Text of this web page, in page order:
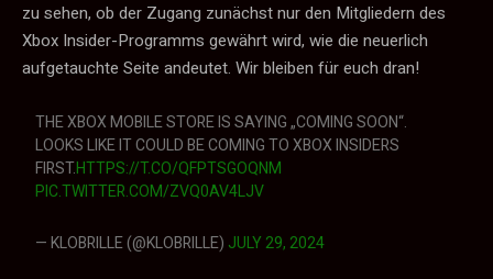
zu sehen, ob der Zugang zunächst nur den Mitgliedern des
Xbox Insider-Programms gewährt wird, wie die neuerlich
aufgetauchte Seite andeutet. Wir bleiben für euch dran!
THE XBOX MOBILE STORE IS SAYING „COMING SOON“.
LOOKS LIKE IT COULD BE COMING TO XBOX INSIDERS
FIRST.HTTPS://T.CO/QFPTSGOQNM
PIC.TWITTER.COM/ZVQ0AV4LJV
— KLOBRILLE (@KLOBRILLE) JULY 29, 2024